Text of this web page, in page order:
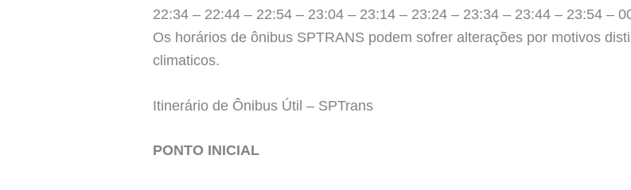
22:34 – 22:44 – 22:54 – 23:04 – 23:14 – 23:24 – 23:34 – 23:44 – 23:54 –
Os horários de ônibus SPTRANS podem sofrer alterações por motivos
climaticos.
Itinerário de Ônibus Útil – SPTrans
PONTO INICIAL